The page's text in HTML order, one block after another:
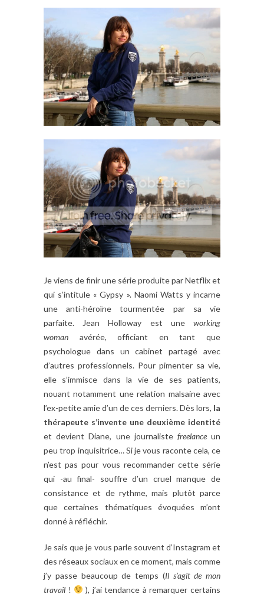
Je viens de finir une série produite par Netflix et
qui s’intitule « Gypsy ». Naomi Watts y incarne
une anti-héroïne tourmentée par sa vie
parfaite. Jean Holloway est une working
woman avérée, officiant en tant que
psychologue dans un cabinet partagé avec
d’autres professionnels. Pour pimenter sa vie,
elle s’immisce dans la vie de ses patients,
nouant notamment une relation malsaine avec
l’ex-petite amie d’un de ces derniers. Dès lors, la
thérapeute s’invente une deuxième identité
et devient Diane, une journaliste freelanceun
peu trop inquisitrice… Si je vous raconte cela, ce
n’est pas pour vous recommander cette série
qui -au final- souffre d’un cruel manque de
consistance et de rythme, mais plutôt parce
que certaines thématiques évoquées m’ont
donné à réfléchir.
Je sais que je vous parle souvent d’Instagram et
des réseaux sociaux en ce moment, mais comme
j’y passe beaucoup de temps (Il s’agit de mon
travail !
), j’ai tendance à remarquer certains